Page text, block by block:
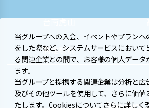
台南虎山
高雄駅前
当グループへの入会、イベントやプラン
をした際など、システムサービスにおいて
る関連企業との間で、お客様の個人データ
ます。
当グループと提携する関連企業は分析と
及びその他ツールを使用して、さらに価値
たします。Cookiesについてさらに詳しく